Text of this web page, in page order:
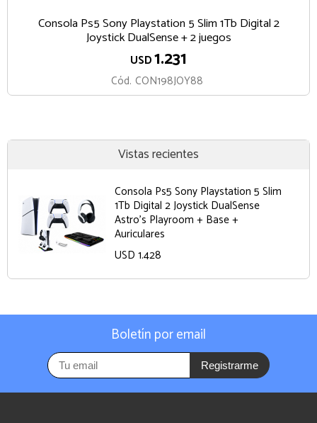
Consola Ps5 Sony Playstation 5 Slim 1Tb Digital 2
Joystick DualSense + 2 juegos
USD1.231
Cód. CON198JOY88
Vistas recientes
Consola Ps5 Sony Playstation 5 Slim
1Tb Digital 2 Joystick DualSense
Astro's Playroom + Base +
Auriculares
USD 1.428
Boletín por email
Registrarme